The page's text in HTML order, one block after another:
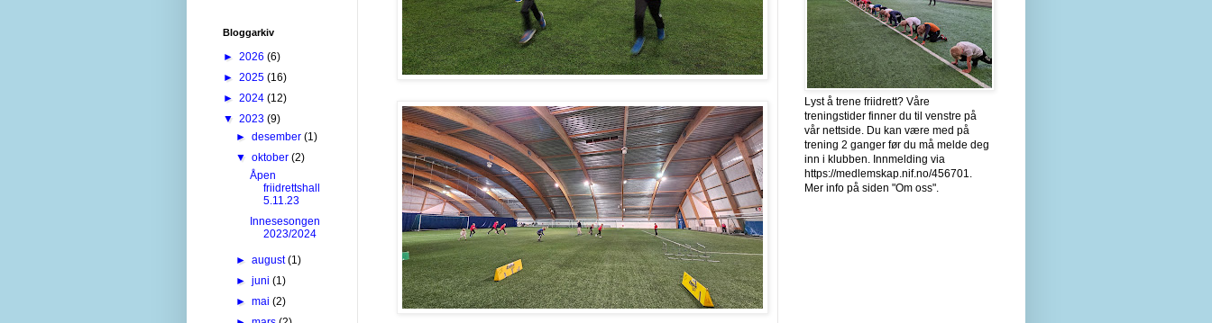
Bloggarkiv
► 2026 (6)
► 2025 (16)
► 2024 (12)
▼ 2023 (9)
►desember(1)
▼oktober(2)
Åpen
friidrettshall
5.11.23
Innesesongen
2023/2024
►august(1)
►juni(1)
►mai(2)
Lyst å trene friidrett? Våre
treningstider finner du til venstre på
vår nettside. Du kan være med på
trening 2 ganger før du må melde deg
inn i klubben. Innmelding via
https://medlemskap.nif.no/456701.
Mer info på siden "Om oss".